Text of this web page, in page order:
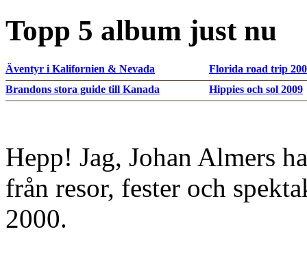
Topp 5 album just nu
Äventyr i Kalifornien & Nevada
Florida road trip
Brandons stora guide till Kanada
Hippies och sol 2009
Hepp! Jag, Johan Almers
från resor, fester och
2000.